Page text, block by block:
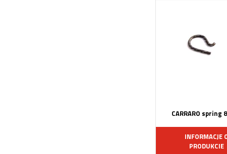
CARRARO spring
INFORMACJE
PRODUKCIE